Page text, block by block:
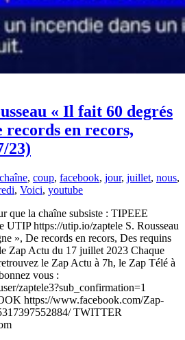
« Il fait 60 degrés
records en recors,
23)
chaîne, coup, facebook, jour, juillet, nous,
, Voici, youtube
que la chaîne subsiste : TIPEEE
UTIP https://utip.io/zaptele S. Rousseau
», De records en recors, Des requins
Zap Actu du 17 juillet 2023 Chaque
le Zap Actu à 7h, le Zap Télé à
vous :
zaptele3?sub_confirmation=1
https://www.facebook.com/Zap-
TWITTER